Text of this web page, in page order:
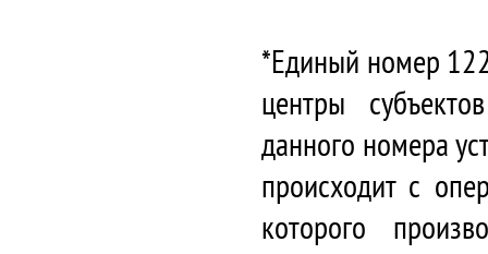
*Единый номер
центры
данного номера
происходит с
которого